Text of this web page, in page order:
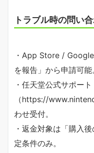
トラブル時の問い
・App Store /
を報告」から申請可能
・任天堂公式サポート
（https://
わせ受付。
・返金対象は「購入
定条件のみ。